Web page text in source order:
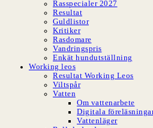
Rasspecialer 2027
Resultat
Guldlistor
Kritiker
Rasdomare
Vandringspris
Enkät hundutställning
Working leos
Resultat Working Leos
Viltspår
Vatten
Om vattenarbete
Digitala
Vattenläger